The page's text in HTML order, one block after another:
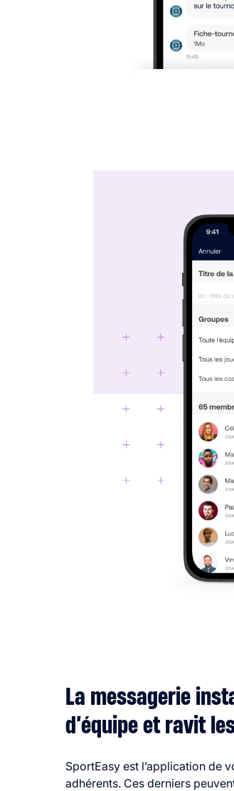
La messagerie
d’équipe et ravit
SportEasy est l’application de
adhérents. Ces derniers